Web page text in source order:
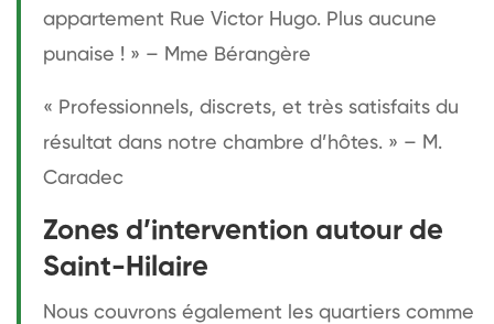
appartement Rue Victor Hugo. Plus aucune
punaise ! » – Mme Bérangère
« Professionnels, discrets, et très satisfaits du
résultat dans notre chambre d’hôtes. » – M.
Caradec
Zones d’intervention autour de
Saint-Hilaire
Nous couvrons également les quartiers comme